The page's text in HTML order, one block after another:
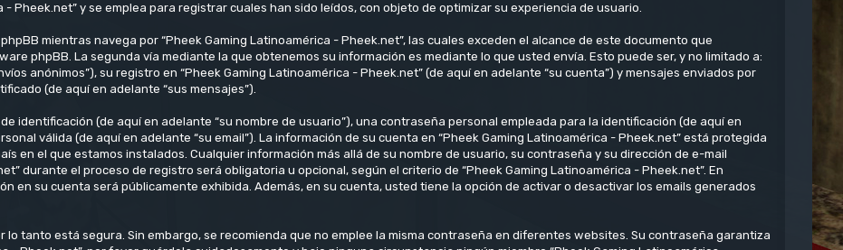
Pheek.net” y se emplea para registrar cuales han sido leídos, con objeto de optimizar su experiencia de usuario.
mientras navega por “Pheek Gaming Latinoamérica - Pheek.net”, las cuales exceden el alcance de este documento que
phpBB. La segunda vía mediante la que obtenemos su información es mediante lo que usted envía. Esto puede ser, y no limitado a:
anónimos”), su registro en “Pheek Gaming Latinoamérica - Pheek.net” (de aquí en adelante “su cuenta”) y mensajes enviados por
(de aquí en adelante “sus mensajes”).
identificación (de aquí en adelante “su nombre de usuario”), una contraseña personal empleada para la identificación (de aquí en
válida (de aquí en adelante “su email”). La información de su cuenta en “Pheek Gaming Latinoamérica - Pheek.net” está protegida
en el que estamos instalados. Cualquier información más allá de su nombre de usuario, su contraseña y su dirección de e-mail
durante el proceso de registro será obligatoria u opcional, según el criterio de “Pheek Gaming Latinoamérica - Pheek.net”. En
en su cuenta será públicamente exhibida. Además, en su cuenta, usted tiene la opción de activar o desactivar los emails generados
tanto está segura. Sin embargo, se recomienda que no emplee la misma contraseña en diferentes websites. Su contraseña garantiza